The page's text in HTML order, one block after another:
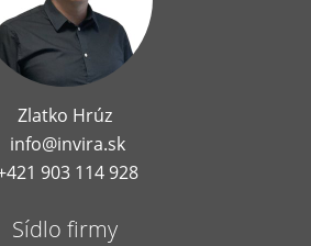
Zlatko Hrúz
info@invira.sk
903 114 928
Sídlo firmy